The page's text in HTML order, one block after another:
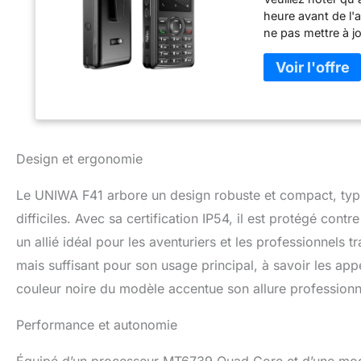
heure avant de
ne pas mettre à
améliorée
la production et
pouces,
intelligent
positionnement
pour la sécurité,
industries,
un talkie-walkie,
variété de
L'appareil photo
Design et ergonomie
Le UNIWA F41 arbore un design robuste et compact,
difficiles. Avec sa certification IP54, il est protégé
un allié idéal pour les aventuriers et les professionnels
mais suffisant pour son usage principal, à savoir les
couleur noire du modèle accentue son allure
Performance et autonomie